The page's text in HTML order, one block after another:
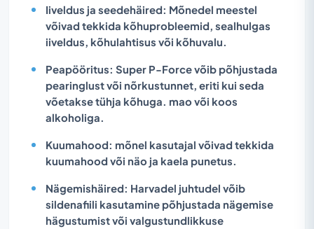
Iiveldus ja seedehäired: Mõnedel meestel
võivad tekkida kõhuprobleemid, sealhulgas
iiveldus, kõhulahtisus või kõhuvalu.
Peapööritus: Super P-Force võib põhjustada
pearinglust või nõrkustunnet, eriti kui seda
võetakse tühja kõhuga. mao või koos
alkoholiga.
Kuumahood: mõnel kasutajal võivad tekkida
kuumahood või näo ja kaela punetus.
Nägemishäired: Harvadel juhtudel võib
sildenafiili kasutamine põhjustada nägemise
hägustumist või valgustundlikkuse